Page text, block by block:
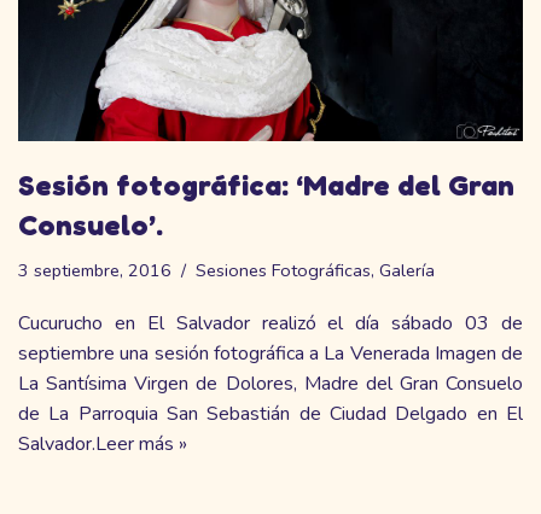
Sesión fotográfica: ‘Madre del Gran
Consuelo’.
3 septiembre, 2016 Sesiones Fotográficas, Galería
Cucurucho en El Salvador realizó el día sábado 03 de
septiembre una sesión fotográfica a La Venerada Imagen de
La Santísima Virgen de Dolores, Madre del Gran Consuelo
de La Parroquia San Sebastián de Ciudad Delgado en El
Salvador.Leer más »